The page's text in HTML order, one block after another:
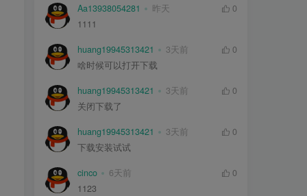
Aa13938054281 昨天
0
1111
huang19945313421 3天前
0
啥时候可以打开下载
huang19945313421 3天前
0
关闭下载了
huang19945313421 3天前
0
下载安装试试
cinco 6天前
0
1123